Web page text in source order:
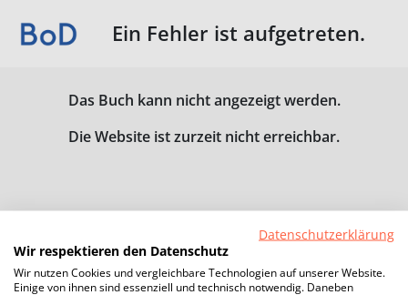
Ein Fehler ist aufgetreten.
Das Buch kann nicht angezeigt werden.
Die Website ist zurzeit nicht erreichbar.
Datenschutzerklärung
Wir respektieren den Datenschutz
Wir nutzen Cookies und vergleichbare Technologien auf unserer Website.
Einige von ihnen sind essenziell und technisch notwendig. Daneben